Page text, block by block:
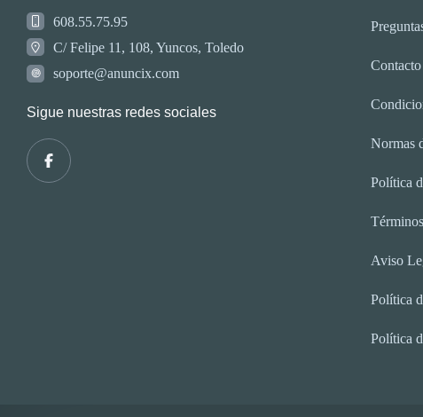
608.55.75.95
C/ Felipe 11, 108, Yuncos, Toledo
soporte@anuncix.com
Sigue nuestras redes sociales
Contacto
Normas
Política
Aviso
Política
Política